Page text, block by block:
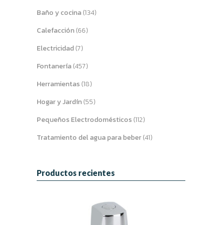
Baño y cocina(134)
Calefacción(66)
Electricidad(7)
Fontanería(457)
Herramientas(18)
Hogar y Jardín(55)
Pequeños Electrodomésticos(112)
Tratamiento del agua para beber(41)
Productos recientes